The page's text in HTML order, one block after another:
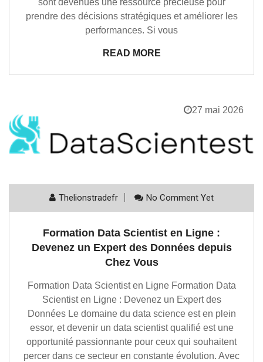
prendre des décisions stratégiques et améliorer les
performances. Si vous
READ MORE
27 mai 2026
Thelionstradefr No Comment Yet
Formation Data Scientist en Ligne :
Devenez un Expert des Données depuis
Chez Vous
Formation Data Scientist en Ligne Formation Data
Scientist en Ligne : Devenez un Expert des
Données Le domaine du data science est en plein
essor, et devenir un data scientist qualifié est une
opportunité passionnante pour ceux qui souhaitent
percer dans ce secteur en constante évolution. Avec